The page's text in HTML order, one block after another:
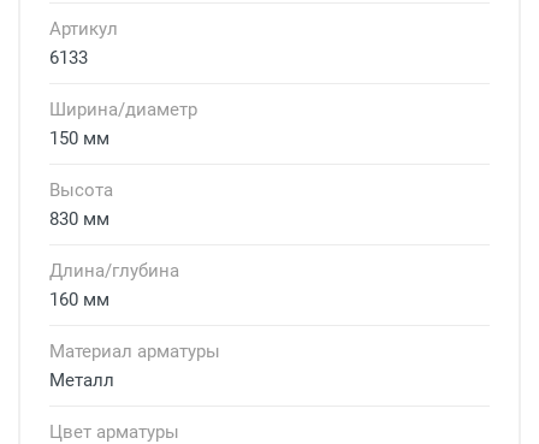
Артикул
6133
Ширина/диаметр
150 мм
Высота
830 мм
Длина/глубина
160 мм
Материал арматуры
Металл
Цвет арматуры